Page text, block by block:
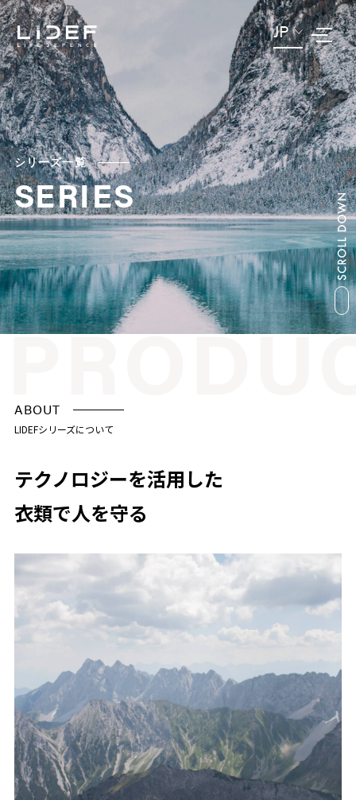
JP
シリーズ一覧
SERIES
ABOUT
LIDEFシリーズについて
テクノロジーを活用した
衣類で人を守る